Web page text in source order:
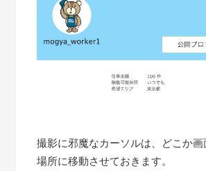
撮影に邪魔なカーソルは、どこか
場所に移動させておきます。